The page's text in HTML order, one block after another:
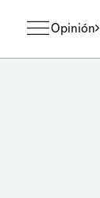
Opinión